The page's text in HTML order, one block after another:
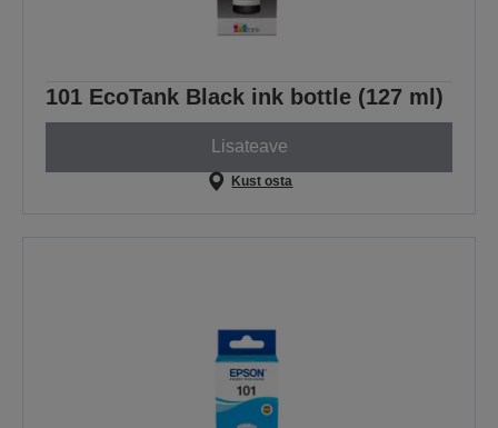
101 EcoTank Black ink bottle (127 ml)
Lisateave
Kust osta